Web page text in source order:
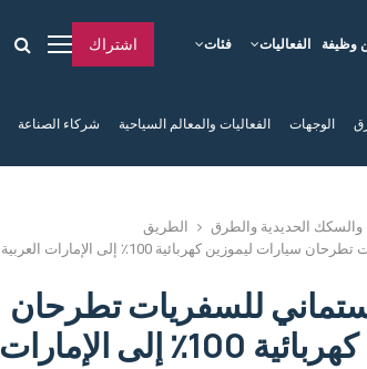
فئات الفعاليات وظيفة اشتراك
الوجهات الفعاليات والمعالم السياحية شركاء الصناعة
والسكك الحديدية والطرق
الطريق
بلو سمارت والرستماني للسفريات تطرحان سيارات ليموزين كهربائية 100٪ إلى الإمارات العربية
للسفريات تطرحان
سيارات ليموزين كهربائية 100٪ إلى الإمارات